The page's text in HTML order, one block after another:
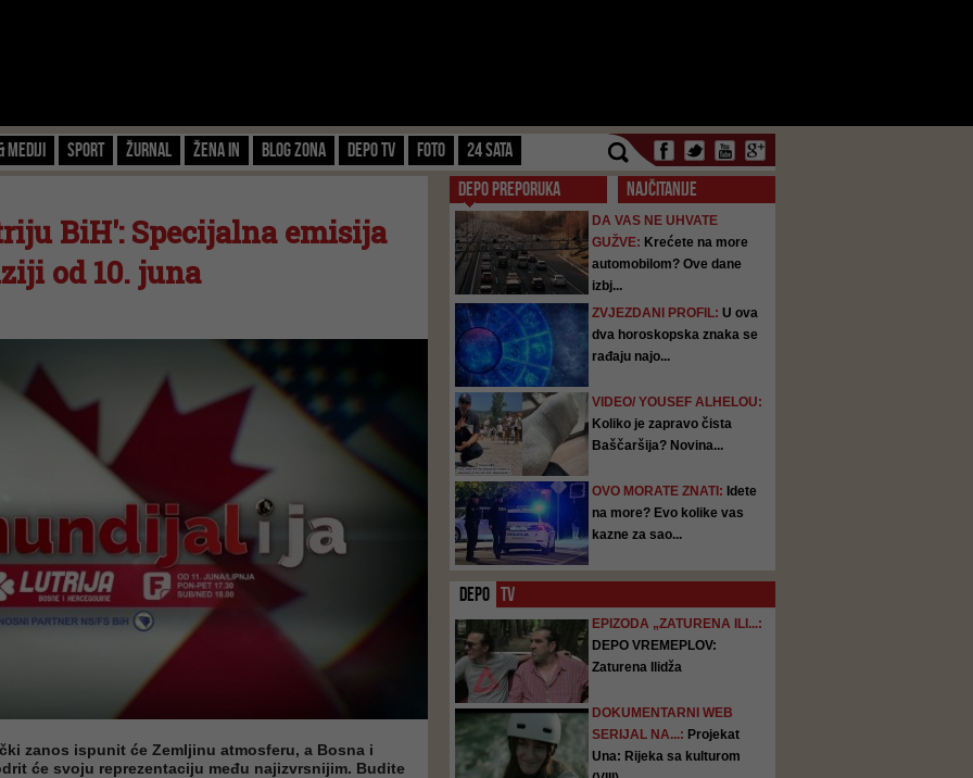
Mediji Sport Žurnal Žena IN Blog zona Depo TV FOTO 24 SATA
BiH': Specijalna emisija
od 10. juna
zanos ispunit će Zemljinu atmosferu, a Bosna i
će svoju reprezentaciju među najizvrsnijim. Budite
DEPO PREPORUKA NAJČITANIJE
DA VAS NE UHVATE
GUŽVE: Krećete na more
automobilom? Ove dane
izbj...
ZVJEZDANI PROFIL: U ova
dva horoskopska znaka se
rađaju najo...
VIDEO/ YOUSEF ALHELOU:
Koliko je zapravo čista
Baščaršija? Novina...
OVO MORATE ZNATI: Idete
na more? Evo kolike vas
kazne za sao...
DEPO TV
EPIZODA „ZATURENA ILI...:
DEPO VREMEPLOV:
Zaturena Ilidža
DOKUMENTARNI WEB
SERIJAL NA...: Projekat
Una: Rijeka sa kulturom